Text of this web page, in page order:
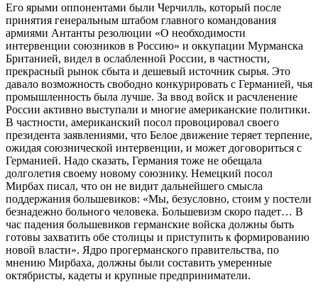
Его ярыми оппонентами были Черчилль, который после
принятия генеральным штабом главного командования
армиями Антанты резолюции «О необходимости
интервенции союзников в Россию» и оккупации Мурманска
Британией, видел в ослабленной России, в частности,
прекрасный рынок сбыта и дешевый источник сырья. Это
давало возможность свободно конкурировать с Германией, чья
промышленность была лучше. За ввод войск и расчленение
России активно выступали и многие американские политики.
В частности, американский посол провоцировал своего
президента заявлениями, что Белое движение теряет терпение,
ожидая союзнической интервенции, и может договориться с
Германией. Надо сказать, Германия тоже не обещала
долголетия своему новому союзнику. Немецкий посол
Мирбах писал, что он не видит дальнейшего смысла
поддержания большевиков: «Мы, безусловно, стоим у постели
безнадежно больного человека. Большевизм скоро падет… В
час падения большевиков германские войска должны быть
готовы захватить обе столицы и приступить к формированию
новой власти». Ядро прогерманского правительства, по
мнению Мирбаха, должны были составить умеренные
октябристы, кадеты и крупные предприниматели.